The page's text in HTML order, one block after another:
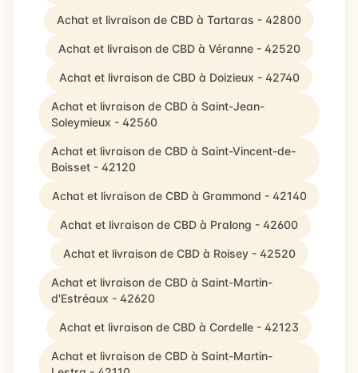
Achat et livraison de CBD à Tartaras - 42800
Achat et livraison de CBD à Véranne - 42520
Achat et livraison de CBD à Doizieux - 42740
Achat et livraison de CBD à Saint-Jean-
Soleymieux - 42560
Achat et livraison de CBD à Saint-Vincent-de-
Boisset - 42120
Achat et livraison de CBD à Grammond - 42140
Achat et livraison de CBD à Pralong - 42600
Achat et livraison de CBD à Roisey - 42520
Achat et livraison de CBD à Saint-Martin-
d'Estréaux - 42620
Achat et livraison de CBD à Cordelle - 42123
Achat et livraison de CBD à Saint-Martin-